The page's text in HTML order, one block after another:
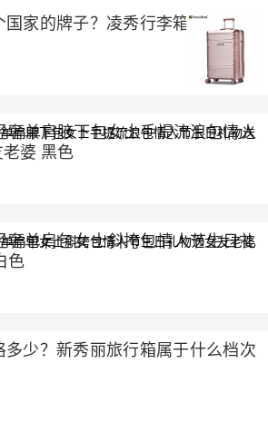
家的牌子？凌秀行李箱是什么档
奢单肩腋下包女士手提流浪包情人
婆 黑色
奢单肩包女士斜挎包情人节生日礼
色
多少？新秀丽旅行箱属于什么档次